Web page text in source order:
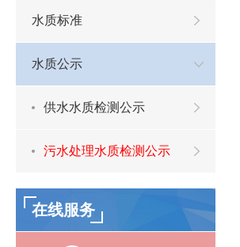
水质标准
水质公示
供水水质检测公示
污水处理水质检测公示
在线服务